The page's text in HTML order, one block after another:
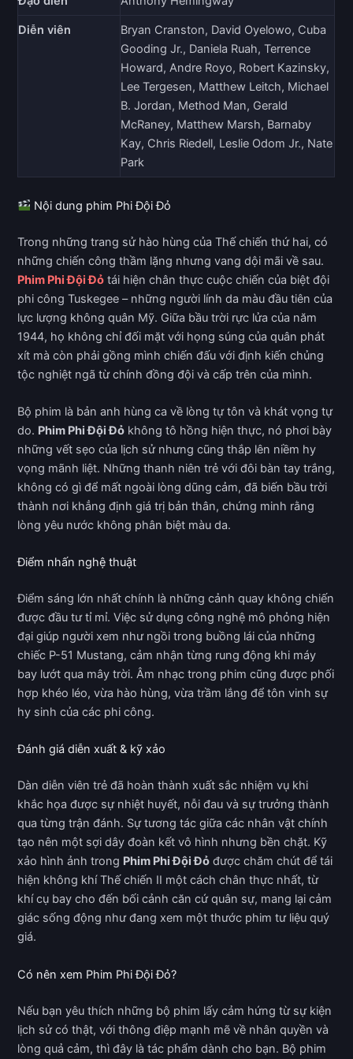
Diễn viên
Bryan Cranston, David Oyelowo, Cuba
Gooding Jr., Daniela Ruah, Terrence
Howard, Andre Royo, Robert Kazinsky,
Lee Tergesen, Matthew Leitch, Michael
B. Jordan, Method Man, Gerald
McRaney, Matthew Marsh, Barnaby
Kay, Chris Riedell, Leslie Odom Jr., Nate
Park
Nội dung phim Phi Đội Đỏ
Trong những trang sử hào hùng của Thế chiến thứ hai, có
những chiến công thầm lặng nhưng vang dội mãi về sau.
Phim Phi Đội Đỏ tái hiện chân thực cuộc chiến của biệt đội
phi công Tuskegee – những người lính da màu đầu tiên của
lực lượng không quân Mỹ. Giữa bầu trời rực lửa của năm
1944, họ không chỉ đối mặt với họng súng của quân phát
xít mà còn phải gồng mình chiến đấu với định kiến chủng
tộc nghiệt ngã từ chính đồng đội và cấp trên của mình.
Bộ phim là bản anh hùng ca về lòng tự tôn và khát vọng tự
do. Phim Phi Đội Đỏ không tô hồng hiện thực, nó phơi bày
những vết sẹo của lịch sử nhưng cũng thắp lên niềm hy
vọng mãnh liệt. Những thanh niên trẻ với đôi bàn tay trắng,
không có gì để mất ngoài lòng dũng cảm, đã biến bầu trời
thành nơi khẳng định giá trị bản thân, chứng minh rằng
lòng yêu nước không phân biệt màu da.
Điểm nhấn nghệ thuật
Điểm sáng lớn nhất chính là những cảnh quay không chiến
được đầu tư tỉ mỉ. Việc sử dụng công nghệ mô phỏng hiện
đại giúp người xem như ngồi trong buồng lái của những
chiếc P-51 Mustang, cảm nhận từng rung động khi máy
bay lướt qua mây trời. Âm nhạc trong phim cũng được phối
hợp khéo léo, vừa hào hùng, vừa trầm lắng để tôn vinh sự
hy sinh của các phi công.
Đánh giá diễn xuất & kỹ xảo
Dàn diễn viên trẻ đã hoàn thành xuất sắc nhiệm vụ khi
khắc họa được sự nhiệt huyết, nỗi đau và sự trưởng thành
qua từng trận đánh. Sự tương tác giữa các nhân vật chính
tạo nên một sợi dây đoàn kết vô hình nhưng bền chặt. Kỹ
xảo hình ảnh trong Phim Phi Đội Đỏ được chăm chút để tái
hiện không khí Thế chiến II một cách chân thực nhất, từ
khí cụ bay cho đến bối cảnh căn cứ quân sự, mang lại cảm
giác sống động như đang xem một thước phim tư liệu quý
giá.
Có nên xem Phim Phi Đội Đỏ?
Nếu bạn yêu thích những bộ phim lấy cảm hứng từ sự kiện
lịch sử có thật, với thông điệp mạnh mẽ về nhân quyền và
lòng quả cảm, thì đây là tác phẩm dành cho bạn. Bộ phim